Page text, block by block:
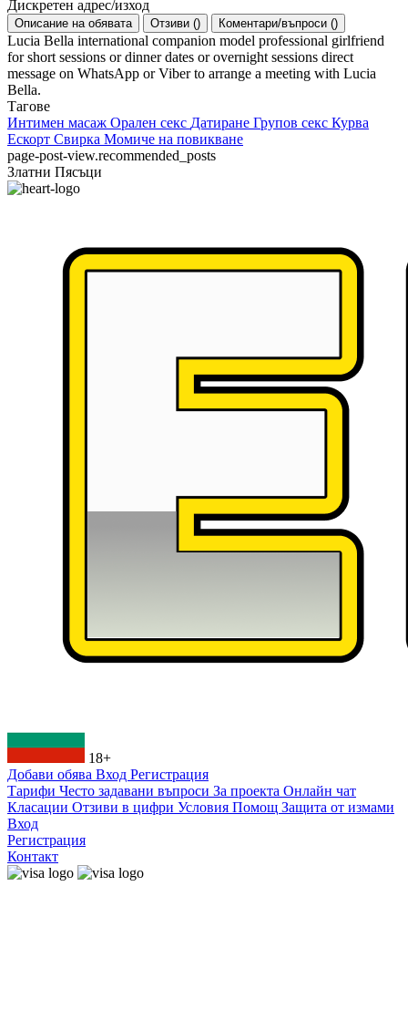
Дискретен адрес/изход
Описание на обявата Отзиви () Коментари/въпроси ()
Lucia Bella international companion model professional girlfriend
for short sessions or dinner dates or overnight sessions direct
message on WhatsApp or Viber to arrange a meeting with Lucia
Bella.
Тагове
Интимен масаж Орален секс Датиране Групов секс Курва
Ескорт Свирка Момиче на повикване
page-post-view.recommended_posts
Златни Пясъци
18+
Добави обява Вход Регистрация
Тарифи Често задавани въпроси За проекта Онлайн чат
Класации Отзиви в цифри Условия Помощ Защита от измами
Вход
Регистрация
Контакт